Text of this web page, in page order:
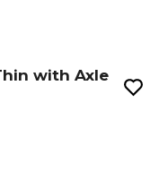
with Axle